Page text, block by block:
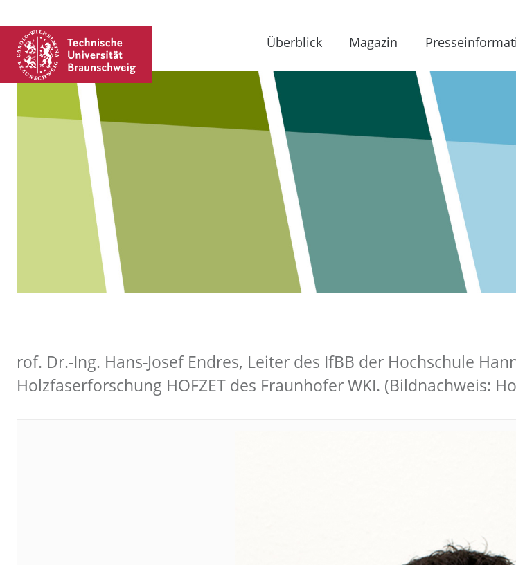
Überblick Magazin
rof. Dr.-Ing. Hans-Josef Endres, Leiter des IfBB der Hochschule
Holzfaserforschung HOFZET des Fraunhofer WKI. (Bildnachweis: